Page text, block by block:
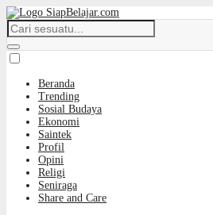
Beranda
Trending
Sosial Budaya
Ekonomi
Saintek
Profil
Opini
Religi
Seniraga
Share and Care